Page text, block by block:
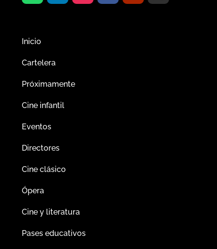
Inicio
Cartelera
Próximamente
Cine infantil
Eventos
Directores
Cine clásico
Ópera
Cine y literatura
Pases educativos